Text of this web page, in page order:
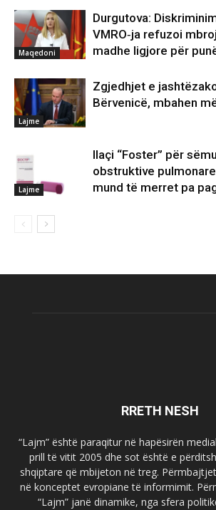
Maqedoni
Durgutova:
VMRO‑ja refuzoi
madhe ligjore për
Lajme
Zgjedhjet e
Bërvenicë, mbahen
Lajme
Ilaçi “Foster” për
obstruktive
mund të merret pa
RRETH NESH
“Lajm” është paraqitur në hapësirën
prill të vitit 2005 dhe sot është e
shqiptare që mbijeton në treg.
në konceptet evropiane të informimit.
“Lajm” janë dinamike, nga sfera